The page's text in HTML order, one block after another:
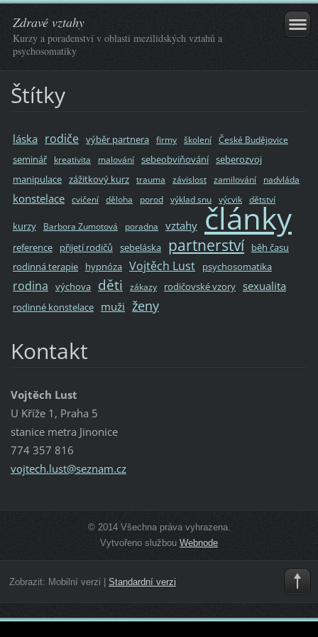
Zdravé vztahy
Kurzy a poradenství v oblasti mezilidských vztahů a
psychosomatiky
Štítky
láska rodiče výběr partnera firmy školení České Budějovice
seminář kreativita malování sebeobviňování seberozvoj
manipulace zážitkový kurz trauma závislost zamilování nadvláda
konstelace cvičení děloha porod výklad snu výcvik dětství
kurzy Barbora Zumotová poradna vztahy články
reference přijetí rodičů sebeláska partnerství
běh času
rodinná terapie
hypnóza Vojtěch Lust psychosomatika
rodina výchova děti zákazy rodičovské vzory sexualita
rodinné konstelace muži ženy
Kontakt
Vojtěch Lust
U Kříže 1, Praha 5
stanice metra Jinonice
774 357 816
vojtech.lust@seznam.cz
© 2014 Všechna práva vyhrazena.
Vytvořeno službouWebnode
Zobrazit: Mobilní verzi Standardní verzi